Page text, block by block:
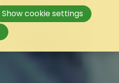
Show cookie settings